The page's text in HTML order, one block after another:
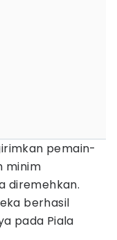
pemain-
minim
diremehkan.
berhasil
pada Piala